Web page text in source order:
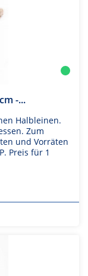
-...
Halbleinen.
Zum
und Vorräten
Preis für 1